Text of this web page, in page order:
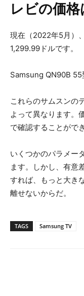
レビの価
現在（2022年5月）
1,299.99ドルです。
Samsung QN90B 55
これらのサムスンの
よって異なります。
で確認することがで
いくつかのパラメー
ます。しかし、有意
すれば、もっと大き
離せないからだ。
TAGS Samsung TV